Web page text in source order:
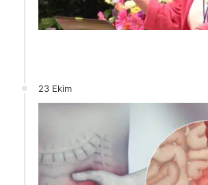
23 Ekim